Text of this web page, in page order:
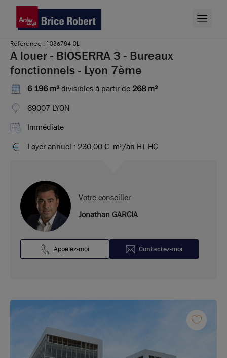
Référence : 1036784-0L
A louer - BIOSERRA 3 - Bureaux
fonctionnels - Lyon 7ème
6 196 m²divisibles à partir de 268 m²
69007 LYON
Immédiate
Loyer annuel : 230,00 € m²/an HT HC
Votre conseiller
Jonathan GARCIA
Appelez-moi Contactez-moi